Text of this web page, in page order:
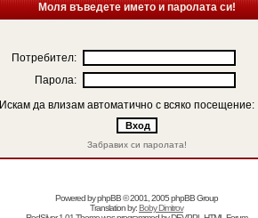
Моля въведете името и паролата си!
Потребител:
Парола:
Искам да влизам автоматично с всяко посещение:
Забравих си паролата!
Powered byphpBB© 2001, 2005 phpBB Group
Translation by:Boby Dimitrov